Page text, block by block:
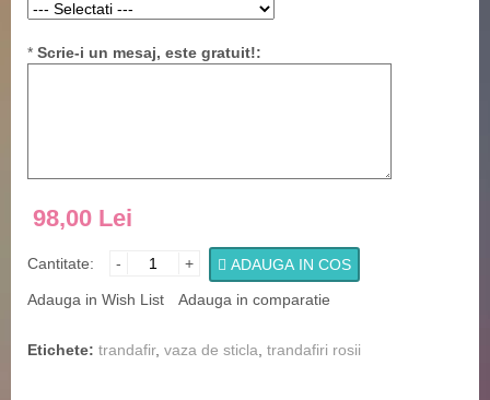
* Scrie-i un mesaj, este gratuit!:
98,00 Lei
Cantitate: - +
ADAUGA IN COS
Adauga in Wish List
Adauga in comparatie
Etichete: trandafir, vaza de sticla trandafiri rosii